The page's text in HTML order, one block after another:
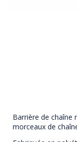
Barrière de chaîne
morceaux de